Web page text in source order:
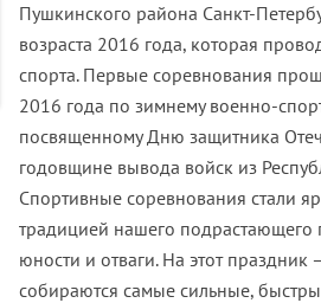
Пушкинского района Санкт-
возраста 2016 года, которая
спорта. Первые соревнования
2016 года по зимнему военно-
посвященному Дню защитника
годовщине вывода войск из
Спортивные соревнования стали
традицией нашего
юности и отваги. На этот праздник
собираются самые сильные,